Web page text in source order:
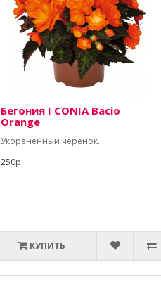
Бегония I CONIA Bacio
Orange
Укорененный черенок..
250р.
КУПИТЬ